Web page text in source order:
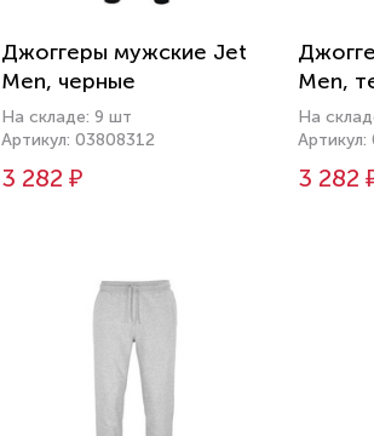
Джоггеры мужские Jet
Men, черные
На складе: 9 шт
Артикул: 03808312
3 282 ₽
Men,
На
Артикул:
3 282